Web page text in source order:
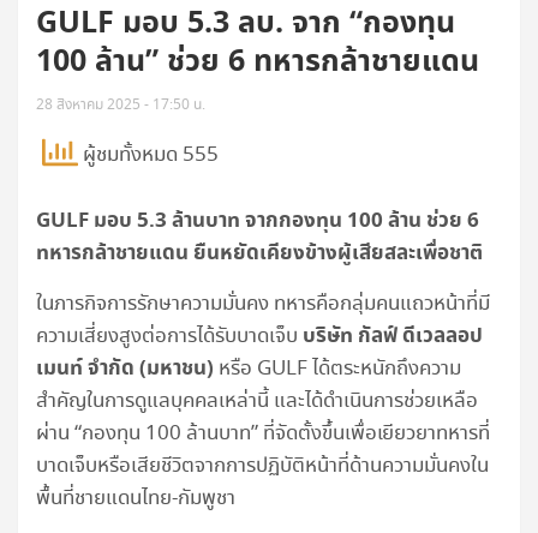
GULF มอบ 5.3 ลบ. จาก “กองทุน
100 ล้าน” ช่วย 6 ทหารกล้าชายแดน
28 สิงหาคม 2025 - 17:50 น.
ผู้ชมทั้งหมด 555
GULF มอบ 5.3 ล้านบาท จากกองทุน 100 ล้าน ช่วย 6
ทหารกล้าชายแดน ยืนหยัดเคียงข้างผู้เสียสละเพื่อชาติ
ในภารกิจการรักษาความมั่นคง ทหารคือกลุ่มคนแถวหน้าที่มี
ความเสี่ยงสูงต่อการได้รับบาดเจ็บ บริษัท กัลฟ์ ดีเวลลอป
เมนท์ จำกัด (มหาชน) หรือ GULF ได้ตระหนักถึงความ
สำคัญในการดูแลบุคคลเหล่านี้ และได้ดำเนินการช่วยเหลือ
ผ่าน “กองทุน 100 ล้านบาท” ที่จัดตั้งขึ้นเพื่อเยียวยาทหารที่
บาดเจ็บหรือเสียชีวิตจากการปฏิบัติหน้าที่ด้านความมั่นคงใน
พื้นที่ชายแดนไทย-กัมพูชา